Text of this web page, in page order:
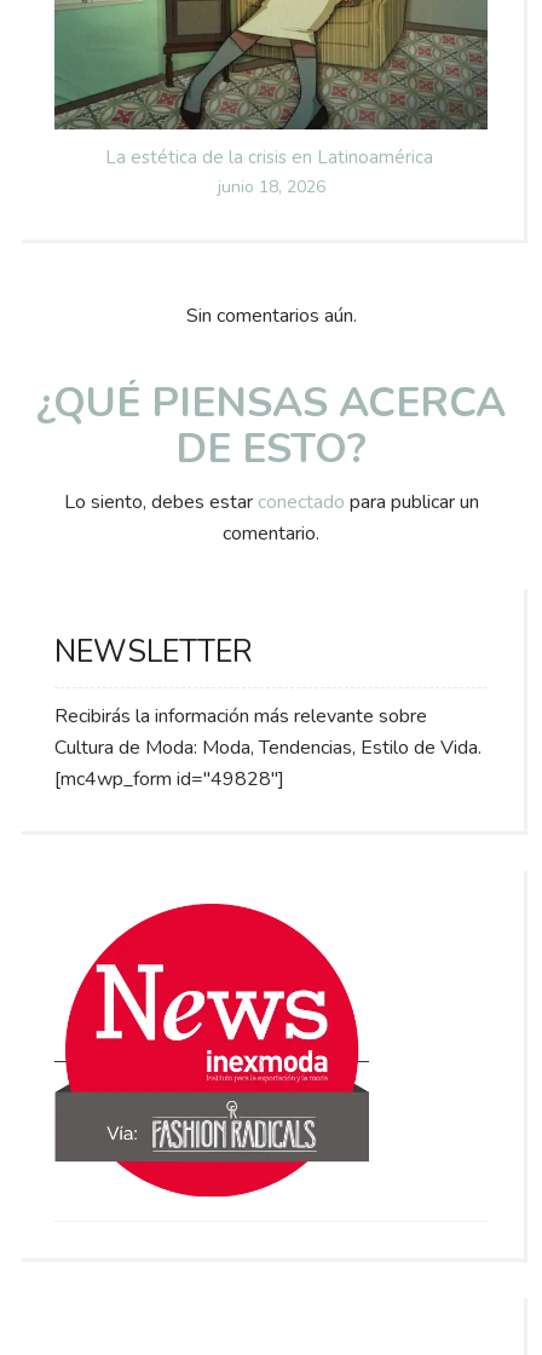
La estética de la crisis en Latinoamérica
Posted
junio 18, 2026
Sin comentarios aún.
¿QUÉ PIENSAS ACERCA
DE ESTO?
Lo siento, debes estar conectado para publicar un
comentario.
NEWSLETTER
Recibirás la información más relevante sobre
Cultura de Moda: Moda, Tendencias, Estilo de Vida.
[mc4wp_form id="49828"]